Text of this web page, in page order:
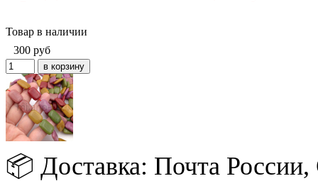
Товар в наличии
300 руб
📦 Доставка: Почта